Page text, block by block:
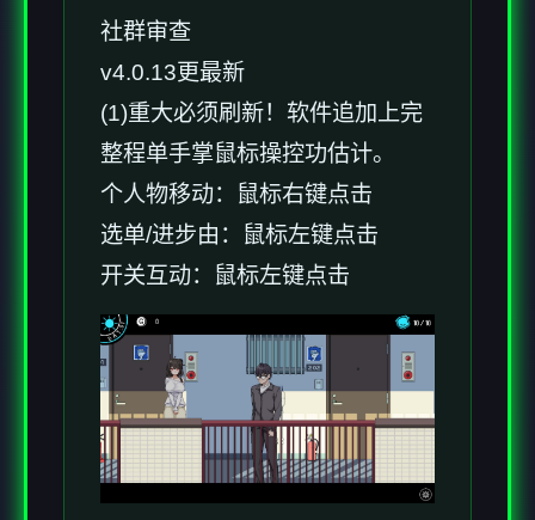
社群审查
v4.0.13更最新
(1)重大必须刷新！软件追加上完
整程单手掌鼠标操控功估计。
个人物移动：鼠标右键点击
选单/进步由：鼠标左键点击
开关互动：鼠标左键点击